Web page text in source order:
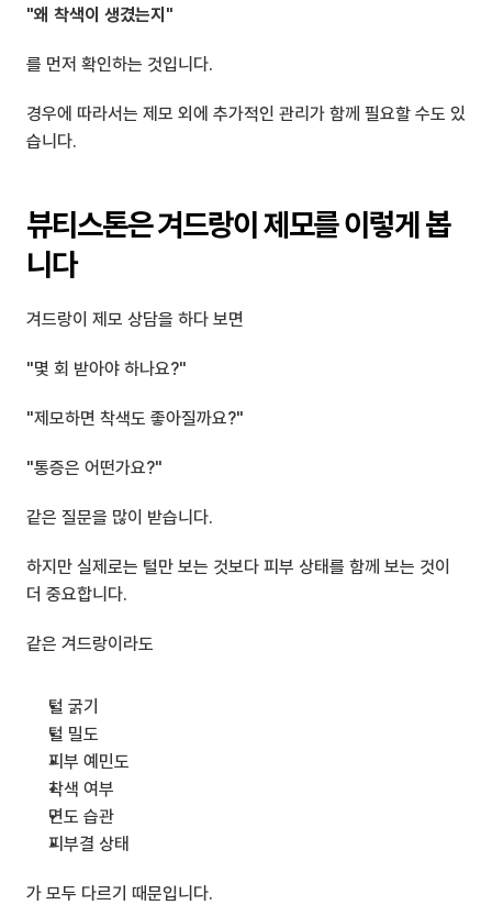
"왜 착색이 생겼는지"
를 먼저 확인하는 것입니다.
경우에 따라서는 제모 외에 추가적인 관리가 함께 필요할 수도 있
습니다.
뷰티스톤은 겨드랑이 제모를 이렇게 봅
니다
겨드랑이 제모 상담을 하다 보면
"몇 회 받아야 하나요?"
"제모하면 착색도 좋아질까요?"
"통증은 어떤가요?"
같은 질문을 많이 받습니다.
하지만 실제로는 털만 보는 것보다 피부 상태를 함께 보는 것이
더 중요합니다.
같은 겨드랑이라도
털 굵기
털 밀도
피부 예민도
착색 여부
면도 습관
피부결 상태
가 모두 다르기 때문입니다.